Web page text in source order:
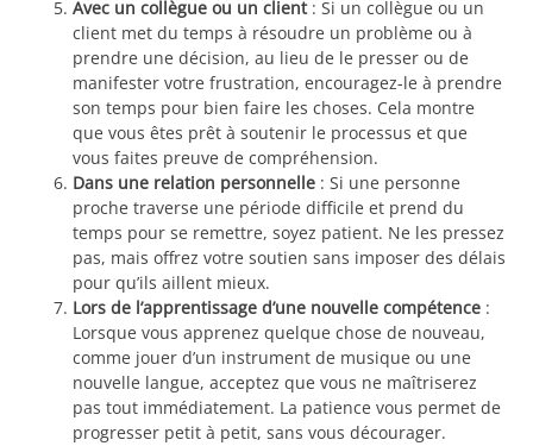
Avec un collègue ou un client: Si un collègue ou un
client met du temps à résoudre un problème ou à
prendre une décision, au lieu de le presser ou de
manifester votre frustration, encouragez-le à prendre
son temps pour bien faire les choses. Cela montre
que vous êtes prêt à soutenir le processus et que
vous faites preuve de compréhension.
Dans une relation personnelle : Si une personne
proche traverse une période difficile et prend du
temps pour se remettre, soyez patient. Ne les pressez
pas, mais offrez votre soutien sans imposer des délais
pour qu’ils aillent mieux.
Lors de l’apprentissage d’une nouvelle compétence :
Lorsque vous apprenez quelque chose de nouveau,
comme jouer d’un instrument de musique ou une
nouvelle langue, acceptez que vous ne maîtriserez
pas tout immédiatement. La patience vous permet de
progresser petit à petit, sans vous décourager.